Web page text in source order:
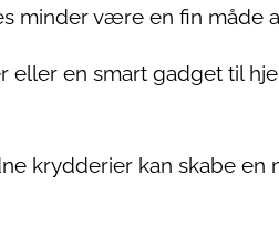
minder være en fin måde
eller en smart gadget til
krydderier kan skabe en